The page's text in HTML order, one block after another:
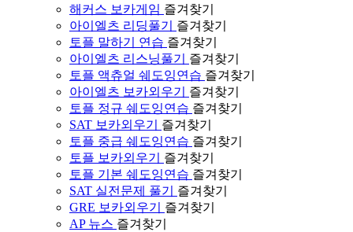
해커스 보카게임 즐겨찾기
아이엘츠 리딩풀기
즐겨찾기
토플 말하기 연습 즐겨찾기
아이엘츠 리스닝풀기
즐겨찾기
토플 액츄얼 쉐도잉연습 즐겨찾기
아이엘츠 보카외우기
즐겨찾기
토플 정규 쉐도잉연습 즐겨찾기
SAT 보카외우기
즐겨찾기
토플 중급 쉐도잉연습 즐겨찾기
토플 보카외우기
즐겨찾기
토플 기본 쉐도잉연습 즐겨찾기
SAT 실전문제 풀기
즐겨찾기
GRE 보카외우기
즐겨찾기
AP 뉴스 즐겨찾기